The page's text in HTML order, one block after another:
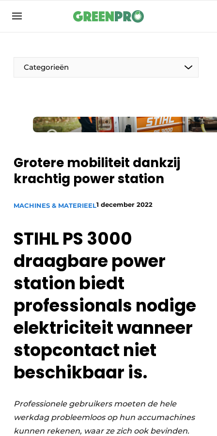
Aanmelden
Bedrijven
Contact
Groen in de zorg
Meest gelezen
Nieuwsbrief
Privacy / Cookie statement
Vacature aanmelden
Vacatures
Video’s
Categorieën
Grotere mobiliteit dankzij
krachtig power station
MACHINES & MATERIEEL1 december 2022
STIHL PS 3000
draagbare power
station biedt
professionals nodige
elektriciteit wanneer
stopcontact niet
beschikbaar is.
Professionele gebruikers moeten de hele
werkdag probleemloos op hun accumachines
kunnen rekenen, waar ze zich ook bevinden.